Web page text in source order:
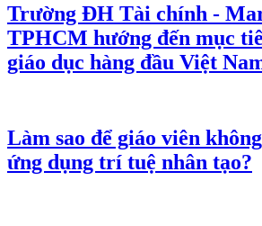
Trường ĐH Tài chính -
TPHCM hướng đến mục
giáo dục hàng đầu Việt
Làm sao để giáo viên
ứng dụng trí tuệ nhân tạo?